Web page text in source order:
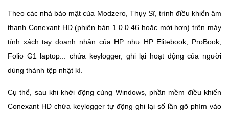
Theo các nhà bảo mật của Modzero, Thụy Sĩ, trình điều khiển âm
thanh Conexant HD (phiên bản 1.0.0.46 hoặc mới hơn) trên máy
tính xách tay doanh nhân của HP như HP Elitebook, ProBook,
Folio G1 laptop... chứa keylogger, ghi lại hoạt động của người
dùng thành tệp nhật kí.
Cụ thể, sau khi khởi động cùng Windows, phần mềm điều khiển
Conexant HD chứa keylogger tự động ghi lại số lần gõ phím vào